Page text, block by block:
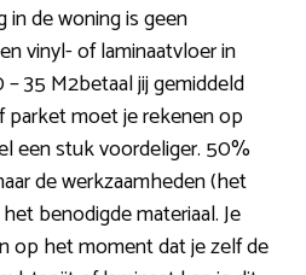
de woning is geen
vinyl- of laminaatvloer in
35 M2betaal jij gemiddeld
moet je rekenen op
een stuk voordeliger. 50%
de werkzaamheden (het
benodigde materiaal. Je
op het moment dat je zelf de